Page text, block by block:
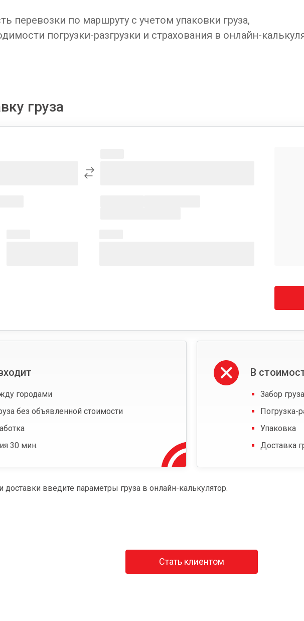
перевозки по маршруту с учетом упаковки груза,
погрузки-разгрузки и страхования в онлайн-
груза
городами
без объявленной стоимости
30 мин.
В
Забор
Погрузка-
Упаковка
Доставка
доставки введите параметры груза в онлайн-калькулятор.
Стать клиентом